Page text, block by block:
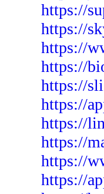
https://
https://
https://
https://
https://
https://
https://
https://
https://
https://